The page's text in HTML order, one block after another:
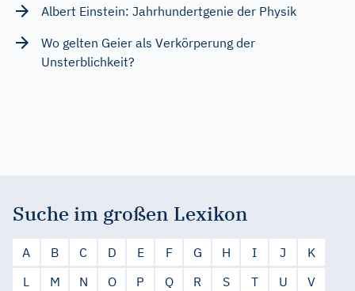
Albert Einstein: Jahrhundertgenie der Physik
Wo gelten Geier als Verkörperung der
Unsterblichkeit?
Suche im großen Lexikon
A B C D E F G H I J
K
L
M N O P Q R S T U
V